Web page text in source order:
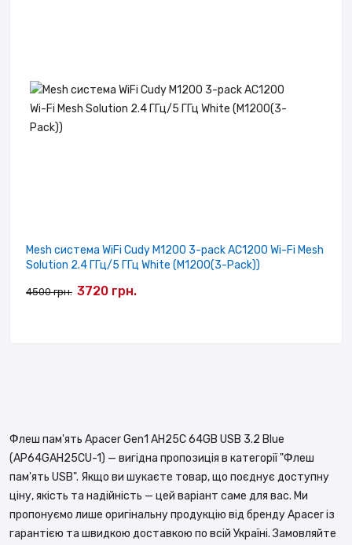
Mesh система WiFi Cudy M1200 3-pack AC1200 Wi-Fi Mesh
Solution 2.4 ГГц/5 ГГц White (M1200(3-Pack))
4500 грн. 3720 грн.
Флеш пам'ять Apacer Gen1 AH25C 64GB USB 3.2 Blue
(AP64GAH25CU-1) — вигідна пропозиція в категорії "Флеш
пам'ять USB". Якщо ви шукаєте товар, що поєднує доступну
ціну, якість та надійність — цей варіант саме для вас. Ми
пропонуємо лише оригінальну продукцію від бренду Apacer із
гарантією та швидкою доставкою по всій Україні. Замовляйте